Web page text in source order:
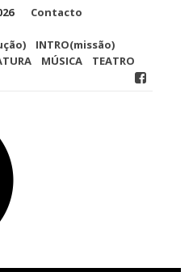
Contacto
INTRO(missão)
MÚSICA TEATRO